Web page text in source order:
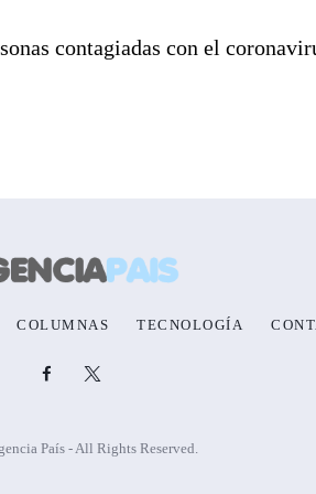
contagiadas con el
COLUMNAS TECNOLOGÍA
País - All Rights Reserved.